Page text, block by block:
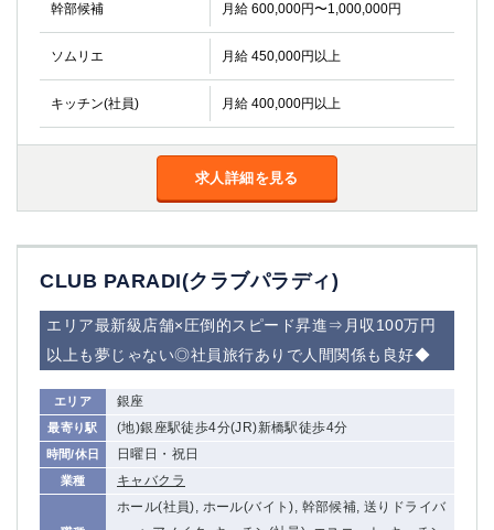
幹部候補 月給 600,000円〜1,000,000円
ソムリエ 月給 450,000円以上
キッチン(社員) 月給 400,000円以上
求人詳細を見る
CLUB PARADI(クラブパラディ)
エリア最新級店舗×圧倒的スピード昇進⇒月収100万円
以上も夢じゃない◎社員旅行ありで人間関係も良好◆
エリア 銀座
最寄り駅 (地)銀座駅徒歩4分(JR)新橋駅徒歩4分
時間/休日 日曜日・祝日
業種 キャバクラ
ホール(社員), ホール(バイト), 幹部候補, 送りドライバ